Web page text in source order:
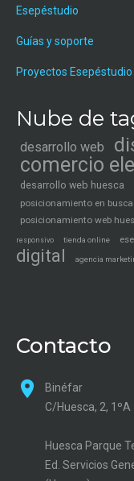
Esepéstudio
Guías y soporte
Proyectos Esepéstudio
Nube de
desarrollo web
comercio
desarrollo web huesca
posicionamiento en
posicionamiento web
responsivo tienda online
digital
agencia
Contacto
Binéfar
C/Huesca, 2,
Huesca Parque
Ed. Servicios